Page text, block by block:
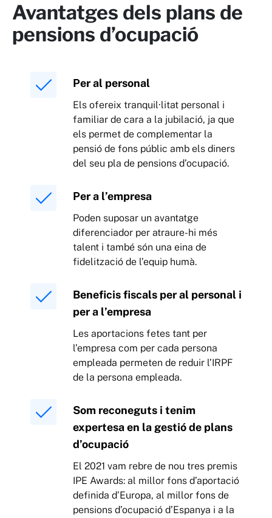
Avantatges dels plans de
pensions d’ocupació
Per al personal
Els ofereix tranquil·litat personal i
familiar de cara a la jubilació, ja que
els permet de complementar la
pensió de fons públic amb els diners
del seu pla de pensions d’ocupació.
Per a l’empresa
Poden suposar un avantatge
diferenciador per atraure-hi més
talent i també són una eina de
fidelització de l’equip humà.
Beneficis fiscals per al personal i
per a l’empresa
Les aportacions fetes tant per
l’empresa com per cada persona
empleada permeten de reduir l’IRPF
de la persona empleada.
Som reconeguts i tenim
expertesa en la gestió de plans
d’ocupació
El 2021 vam rebre de nou tres premis
IPE Awards: al millor fons d’aportació
definida d’Europa, al millor fons de
pensions d’ocupació d’Espanya i a la